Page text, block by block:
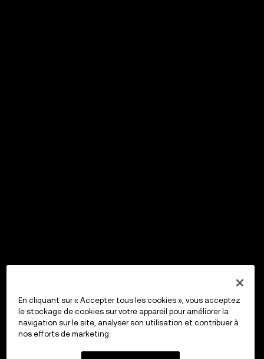
En cliquant sur « Accepter tous les cookies », vous acceptez
le stockage de cookies sur votre appareil pour améliorer la
navigation sur le site, analyser son utilisation et contribuer à
nos efforts de marketing.